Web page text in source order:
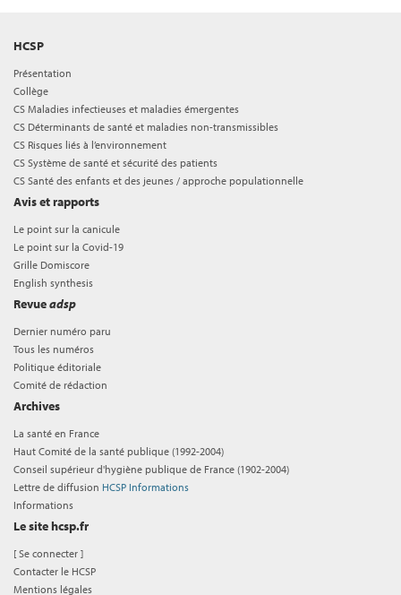
HCSP
Présentation
Collège
CS Maladies infectieuses et maladies émergentes
CS Déterminants de santé et maladies non-transmissibles
CS Risques liés à l’environnement
CS Système de santé et sécurité des patients
CS Santé des enfants et des jeunes / approche populationnelle
Avis et rapports
Le point sur la canicule
Le point sur la Covid-19
Grille Domiscore
English synthesis
Revueadsp
Dernier numéro paru
Tous les numéros
Politique éditoriale
Comité de rédaction
Archives
La santé en France
Haut Comité de la santé publique (1992-2004)
Conseil supérieur d'hygiène publique de France (1902-2004)
Lettre de diffusion HCSP Informations
Informations
Le site hcsp.fr
[Se connecter ]
Contacter le HCSP
Mentions légales